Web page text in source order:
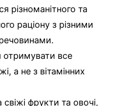
різноманітного та
раціону з різними
отримувати все
а не з вітамінних
свіжі фрукти та овочі,